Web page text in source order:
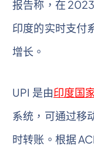
报告称，在
印度的实时支付
增长。
UPI 是由印度国
系统，可通过移
时转账。根据